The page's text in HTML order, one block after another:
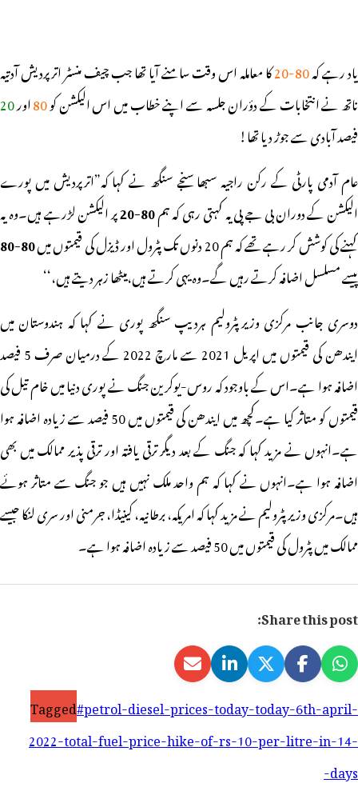
یاد رہے کہ80-20
کا معاملہ اس وقت سامنے آیا تھا جب چیف منسٹر اترپردیش آدتیہ
ناتھ نے انتخابات کے دؤران جلسہ سے اپنے خطاب میں اس الیکشن کو80اور20
فیصد آبادی سے جوڑ دیا تھا!
عام آدمی پارٹی کے رکن راجیہ سبھا سنجے سنگھ نے کہا کہ”اترپردیش میں پورے
الیکشن کے دوران بی جے پی یہ کہتی رہی کہ ہم80-20
پر الیکشن لڑرہے ہیں۔وہ یہ
کہنے کی کوشش کر رہے تھے کہ ہم 20 دنوں تک پٹرول اور ڈیزل کی قیمتوں میں
80-80
پیسے مسلسل اضافہ کرتے رہیں گے۔وہ یہی کرتے ہیں،میٹھا زہر دیتے ہیں،‘‘
دوسری جانب مرکزی وزیرپٹرولیم ہردیپ سنگھ پوری نے کہا کہ ہندوستان میں
ایندھن کی قیمتوں میں اپریل 2021 سے مارچ 2022 کے درمیان صرف 5 فیصد
اضافہ ہوا ہے۔اس کے باوجود کہ روس-یوکرین جنگ نے پوری دنیا میں خام تیل کی
قیمتوں کو متاثر کیا ہے۔کچھ میں ایندھن کی قیمتوں میں 50 فیصد سے زیادہ اضافہ ہوا
ہے۔انہوں نے مزید کہا کہ جنگ کے بعد دیگر ترقی یافتہ اور ترقی پذیر ممالک میں بھی
اضافہ ہوا ہے۔انہوں نے کہا کہ ہم واحد ملک نہیں ہیں جو جنگ سے متاثر ہوئے
ہیں۔مرکزی وزیر پٹرولیم نے مزید کہا کہ امریکہ، برطانیہ، کینیڈا، جرمنی اور سری لنکا جیسے
ممالک میں پٹرول کی قیمتوں میں 50 فیصد سے زیادہ اضافہ ہوا ہے۔
Share this post:
Tagged#petrol-diesel-prices-today-today-6th-april-
2022-total-fuel-price-hike-of-rs-10-per-litre-in-14-
days-